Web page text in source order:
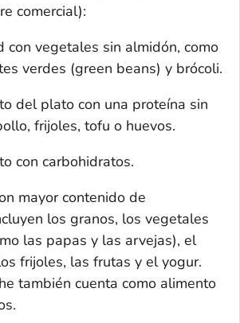
comercial):
con vegetales sin almidón, como
verdes (green beans) y brócoli.
del plato con una proteína sin
frijoles, tofu o huevos.
con carbohidratos.
mayor contenido de
los granos, los vegetales
las papas y las arvejas), el
frijoles, las frutas y el yogur.
también cuenta como alimento